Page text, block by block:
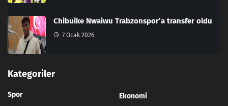
Chibuike Nwaiwu Trabzonspor’a transfer oldu
7 Ocak 2026
Kategoriler
Spor Ekonomi